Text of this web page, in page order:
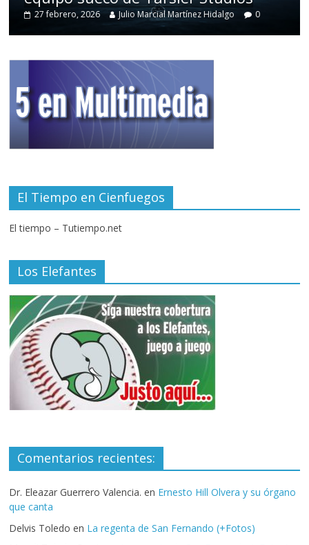
27 febrero, 2026 Julio Marcial Martínez Hidalgo 0
El Tiempo en Cienfuegos
El tiempo – Tutiempo.net
Los Elefantes
Comentarios recientes:
Dr. Eleazar Guerrero Valencia. en Ernesto Hill Olvera y su órgano
que canta
Delvis Toledo en La regenta de San Fernando (+Fotos)